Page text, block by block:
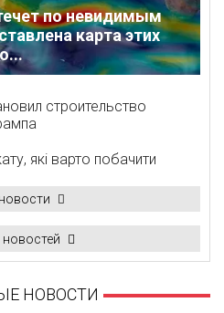
по невидимым
карта этих
строительство
які варто побачити
новостей
НОВОСТИ